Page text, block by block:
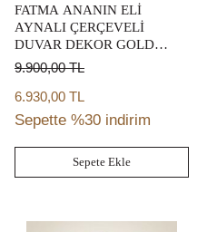
FATMA ANANIN ELİ
AYNALI ÇERÇEVELİ
DUVAR DEKOR GOLD
22X22 CM
9.900,00TL
6.930,00 TL
Sepette %30 indirim
Sepete Ekle